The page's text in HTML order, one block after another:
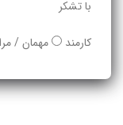
با تشکر
کارمند مهمان /